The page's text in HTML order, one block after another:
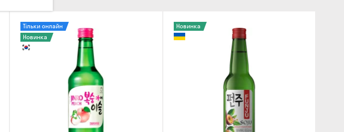
Тільки онлайн
Новинка
Новинка